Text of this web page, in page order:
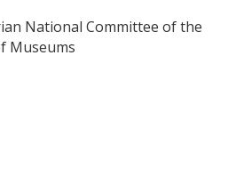
National Committee of the
Museums